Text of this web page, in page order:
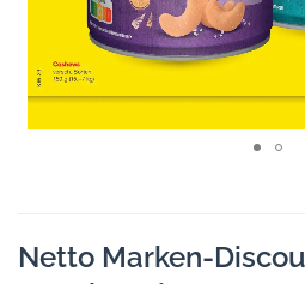
Netto Marken-